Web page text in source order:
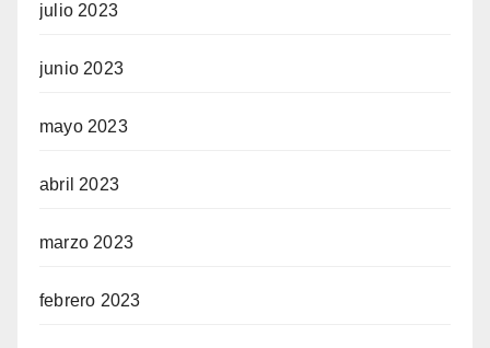
julio 2023
junio 2023
mayo 2023
abril 2023
marzo 2023
febrero 2023